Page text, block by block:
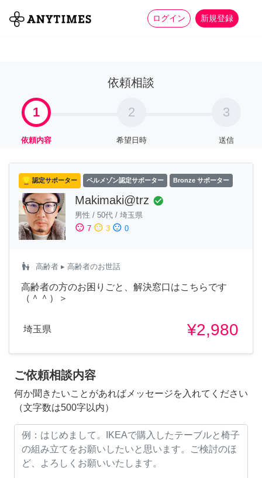
ログイン 新規登録
全て 家事 more_horiz
依頼相談
1
依頼内容
2
希望日時
3
送信
認定サポーター ベルメゾン認定サポーター Bronze サポーター
Makimaki@trz check_circle
男性 / 50代 / 埼玉県
sentiment_satisfied 7 sentiment_neutral 3 sentiment_dissatisfied 0
escalator_warning 高齢者 ▸ 高齢者のお世話
高齢者の方のお困りごと、解決窓口はこちらです
（＾＾）＞
埼玉県 ¥2,980
ご依頼相談内容
何か聞きたいことがあればメッセージを入れてください
（文字数は500字以内）